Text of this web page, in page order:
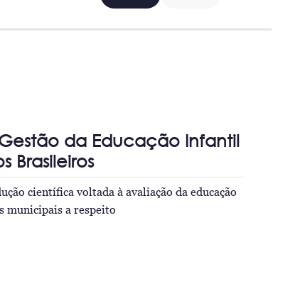
da Educação Infantil
Brasileiros
científica voltada à avaliação da educação
municipais a respeito